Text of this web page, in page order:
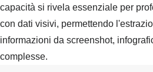
capacità si rivela essenziale per
con dati visivi, permettendo
informazioni da screenshot,
complesse.